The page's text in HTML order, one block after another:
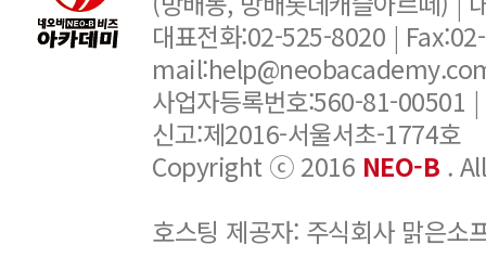
대표전화:02-525-8020 |
사업자등록번호:560-81-00501
신고:제2016-서울서초-1774호
Copyright ⓒ 2016 NEO-B .
호스팅 제공자: 주식회사 맑은소